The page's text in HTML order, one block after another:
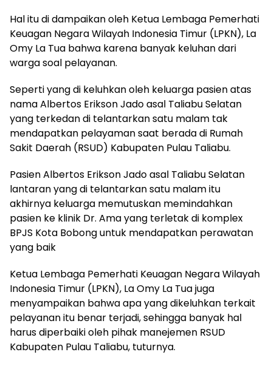
Hal itu di dampaikan oleh Ketua Lembaga Pemerhati
Keuagan Negara Wilayah Indonesia Timur (LPKN), La
Omy La Tua bahwa karena banyak keluhan dari
warga soal pelayanan.
Seperti yang di keluhkan oleh keluarga pasien atas
nama Albertos Erikson Jado asal Taliabu Selatan
yang terkedan di telantarkan satu malam tak
mendapatkan pelayaman saat berada di Rumah
Sakit Daerah (RSUD) Kabupaten Pulau Taliabu.
Pasien Albertos Erikson Jado asal Taliabu Selatan
lantaran yang di telantarkan satu malam itu
akhirnya keluarga memutuskan memindahkan
pasien ke klinik Dr. Ama yang terletak di komplex
BPJS Kota Bobong untuk mendapatkan perawatan
yang baik
Ketua Lembaga Pemerhati Keuagan Negara Wilayah
Indonesia Timur (LPKN), La Omy La Tua juga
menyampaikan bahwa apa yang dikeluhkan terkait
pelayanan itu benar terjadi, sehingga banyak hal
harus diperbaiki oleh pihak manejemen RSUD
Kabupaten Pulau Taliabu, tuturnya.